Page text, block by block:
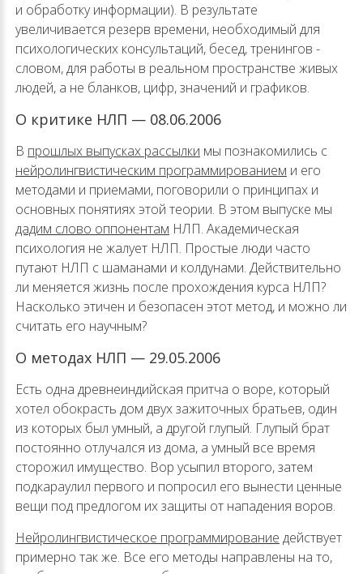
и обработку информации). В результате
увеличивается резерв времени, необходимый для
психологических консультаций, бесед, тренингов -
словом, для работы в реальном пространстве живых
людей, а не бланков, цифр, значений и графиков.
О критике НЛП — 08.06.2006
В прошлых выпусках рассылки мы познакомились с
нейролингвистическим программированием и его
методами и приемами, поговорили о принципах и
основных понятиях этой теории. В этом выпуске мы
дадим слово оппонентам НЛП. Академическая
психология не жалует НЛП. Простые люди часто
путают НЛП с шаманами и колдунами. Действительно
ли меняется жизнь после прохождения курса НЛП?
Насколько этичен и безопасен этот метод, и можно ли
считать его научным?
О методах НЛП — 29.05.2006
Есть одна древнеиндийская притча о воре, который
хотел обокрасть дом двух зажиточных братьев, один
из которых был умный, а другой глупый. Глупый брат
постоянно отлучался из дома, а умный все время
сторожил имущество. Вор усыпил второго, затем
подкараулил первого и попросил его вынести ценные
вещи под предлогом их защиты от нападения воров.
Нейролингвистическое программирование действует
примерно так же. Все его методы направлены на то,